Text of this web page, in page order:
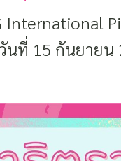
International
นที่ 15 กันยายน